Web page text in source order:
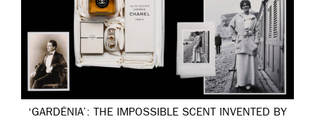
‘GARDÉNIA’: THE IMPOSSIBLE SCENT INVENTED BY